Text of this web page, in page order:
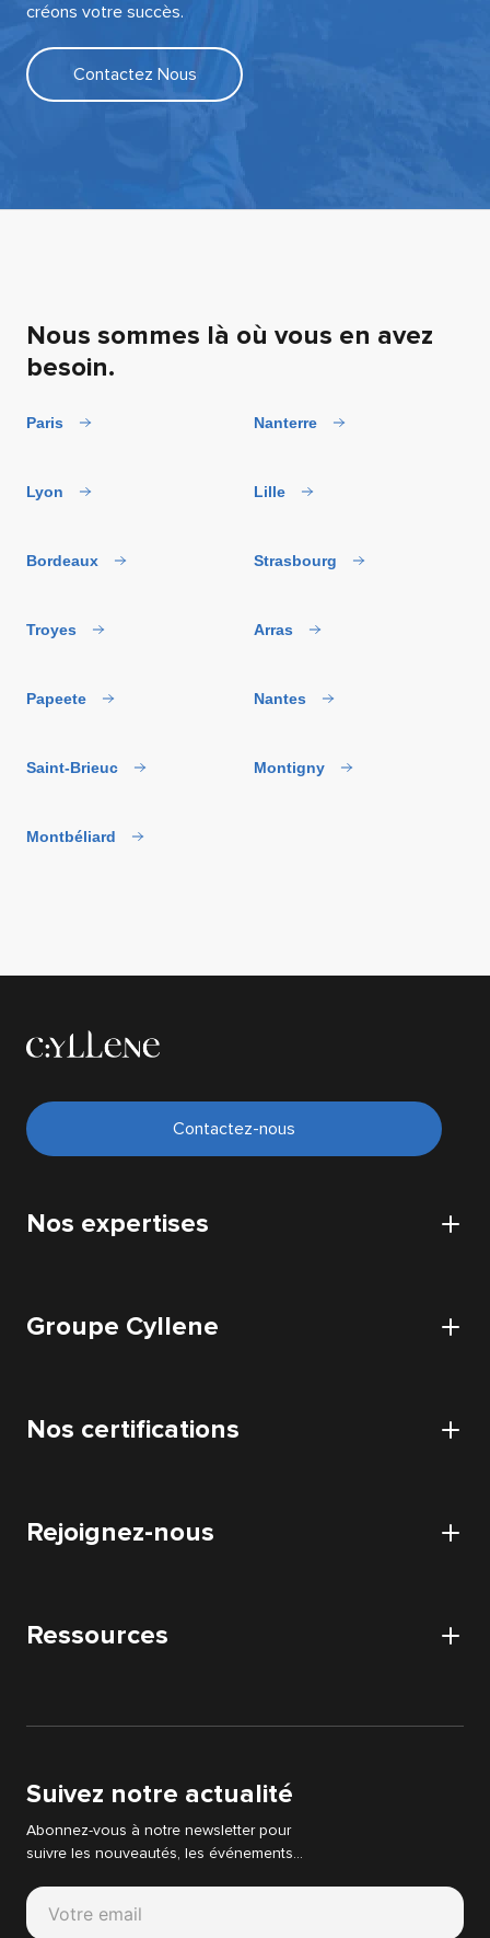
créons votre succès.
Contactez Nous
Nous sommes là où vous en avez
besoin.
Paris Nanterre
Lyon Lille
Bordeaux Strasbourg
Troyes Arras
Papeete Nantes
Saint-Brieuc Montigny
Montbéliard
Contactez-nous
Nos expertises
Cloud
Audits
Audit DATA
Groupe Cyllene
Nos bureaux
Nos certifications
Certification HDS
Rejoignez-nous
Postuler
Ressources
Support Cyllene
Suivez notre actualité
Abonnez-vous à notre newsletter pour
suivre les nouveautés, les événements…